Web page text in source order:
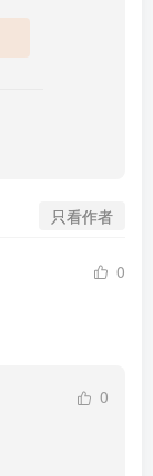
只看作者
0
0